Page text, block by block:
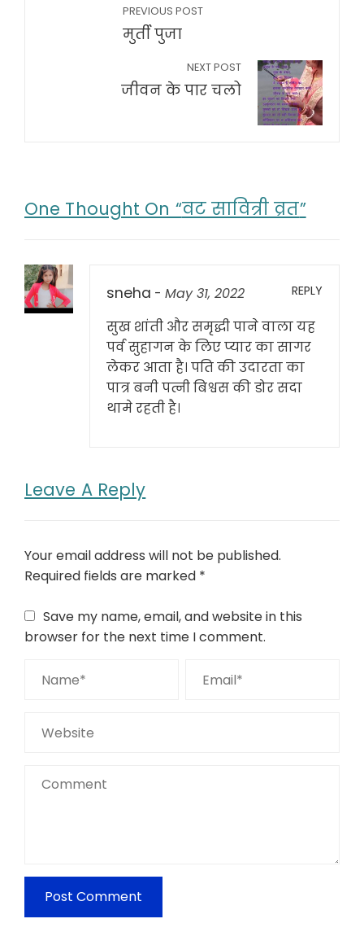
PREVIOUS POST
मुर्ती पुजा
NEXT POST
जीवन के पार चलो
One Thought On “वट सावित्री व्रत”
sneha - May 31, 2022 REPLY
सुख शांती और समृद्धी पाने वाला यह
पर्व सुहागन के लिए प्यार का सागर
लेकर आता है। पति की उदारता का
पात्र बनी पत्नी बिश्वस की डोर सदा
थामे रहती है।
Leave A Reply
Your email address will not be published.
Required fields are marked *
Save my name, email, and website in this
browser for the next time I comment.